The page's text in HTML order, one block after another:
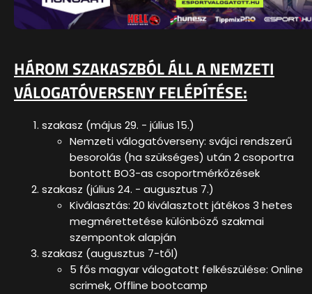
HÁROM SZAKASZBÓL ÁLL A NEMZETI
VÁLOGATÓVERSENY FELÉPÍTÉSE:
szakasz (május 29. - július 15.)
Nemzeti válogatóverseny: svájci rendszerű
besorolás (ha szükséges) után 2 csoportra
bontott BO3-as csoportmérkőzések
szakasz (július 24. - augusztus 7.)
Kiválasztás: 20 kiválasztott játékos 3 hetes
megmérettetése különböző szakmai
szempontok alapján
szakasz (augusztus 7-től)
5 fős magyar válogatott felkészülése: Online
scrimek, Offline bootcamp